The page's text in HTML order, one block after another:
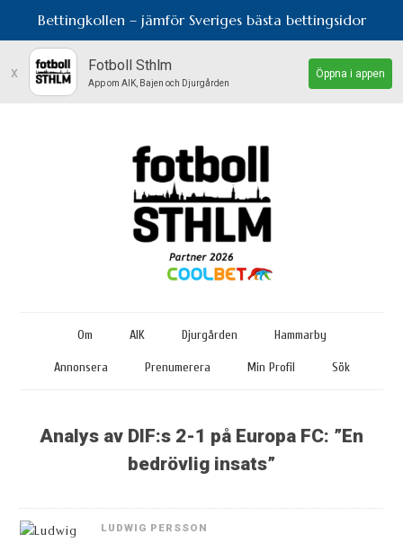
Bettingkollen – jämför Sveriges bästa bettingsidor
x Fotboll Sthlm
App om AIK, Bajen och Djurgården
Öppna i appen
Om AIK Djurgården Hammarby
Annonsera Prenumerera Min Profil Sök
Analys av DIF:s 2-1 på Europa FC: ”En
bedrövlig insats”
LUDWIG PERSSON